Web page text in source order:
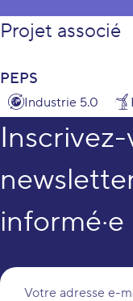
Projet associé
PEPS
Industrie 5.0
informé·e